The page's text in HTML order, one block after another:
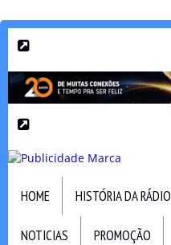
HOME HISTÓRIA DA RÁDIO
NOTICIAS PROMOÇÃO